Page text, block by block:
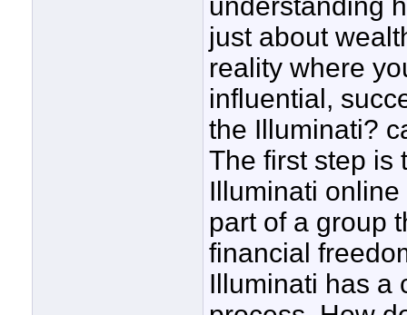
understanding
just about
reality where
influential,
the Illuminati?
The first step is
Illuminati
part of a group
financial
Illuminati has a